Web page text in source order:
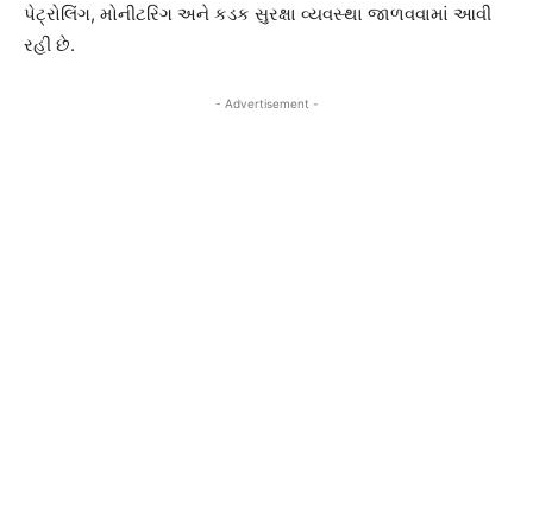
પેટ્રોલિંગ, મોનીટરિંગ અને કડક સુરક્ષા વ્યવસ્થા જાળવવામાં આવી
રહી છે.
- Advertisement -